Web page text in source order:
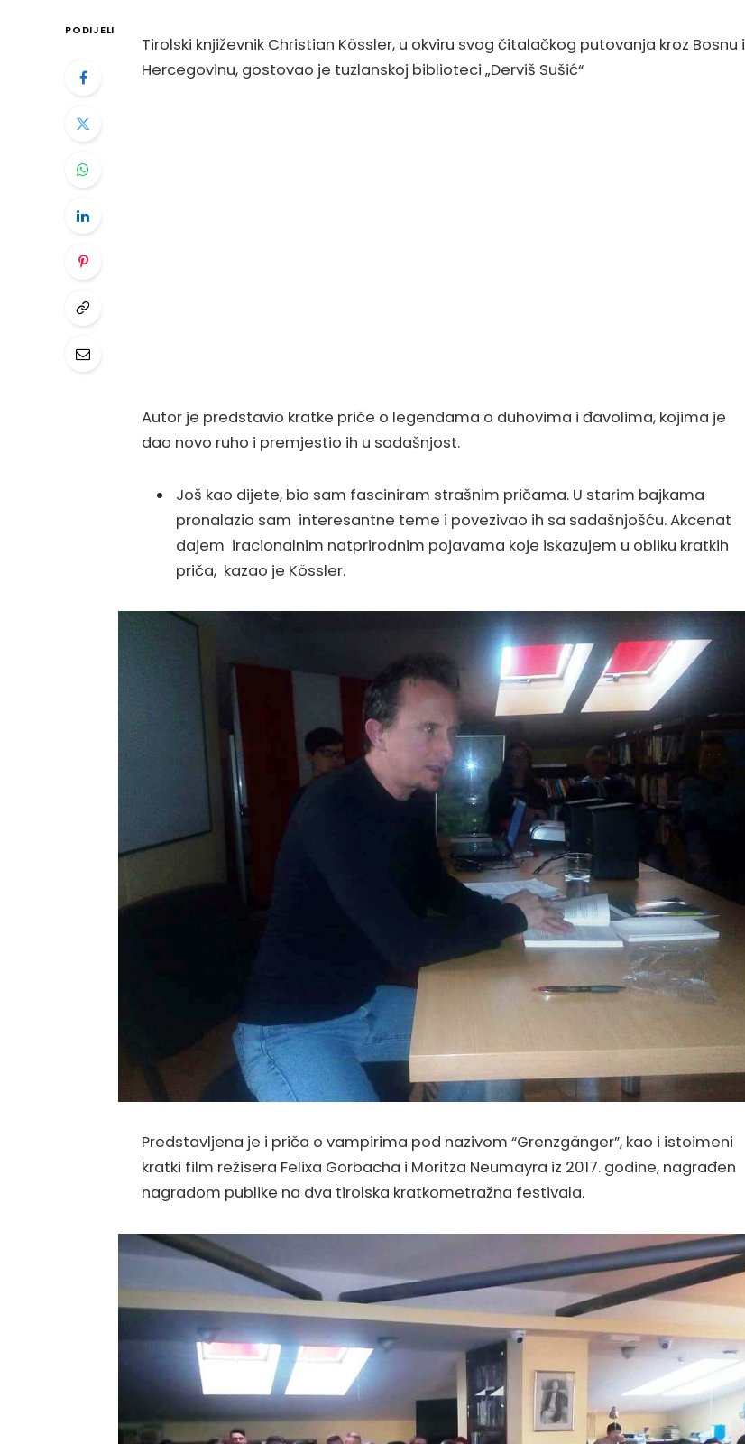
PODIJELI
Tirolski književnik Christian Kössler, u okviru svog čitalačkog putovanja kroz Bosnu i
Hercegovinu, gostovao je tuzlanskoj biblioteci „Derviš Sušić“
Autor je predstavio kratke priče o legendama o duhovima i đavolima, kojima je
dao novo ruho i premjestio ih u sadašnjost.
Još kao dijete, bio sam fasciniram strašnim pričama. U starim bajkama
pronalazio sam interesantne teme i povezivao ih sa sadašnjošću. Akcenat
dajem iracionalnim natprirodnim pojavama koje iskazujem u obliku kratkih
priča, kazao je Kössler.
Predstavljena je i priča o vampirima pod nazivom “Grenzgänger”, kao i istoimeni
kratki film režisera Felixa Gorbacha i Moritza Neumayra iz 2017. godine, nagrađen
nagradom publike na dva tirolska kratkometražna festivala.